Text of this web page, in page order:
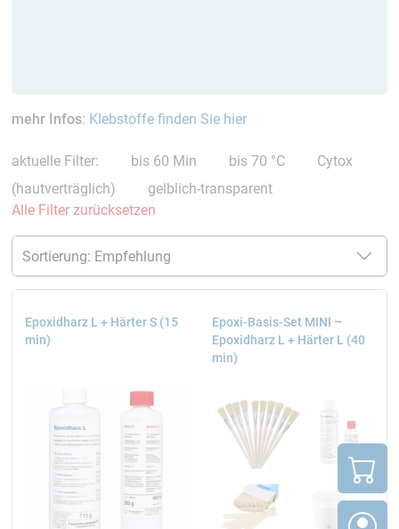
mehr Infos: Klebstoffe finden Sie hier
aktuelle Filter: bis 60 Min bis 70 °C
Cytox
(hautverträglich)
gelblich-transparent
Alle Filter zurücksetzen
Epoxidharz L + Härter S (15
min)
Epoxi-Basis-Set MINI –
Epoxidharz L + Härter L (40
min)